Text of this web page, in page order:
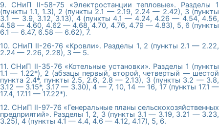
9. СНиП II-58-75 «Электростанции тепловые». Разделы 1
(пункты 1.1, 1.3), 2 (пункты 2.1 — 2.19, 2.24 — 2.42), 3 (пункты
3.1 — 3.9, 3.12, 3.13), 4 (пункты 4.1 — 4.24, 4.26 — 4.54, 4.56,
4.58 — 4.60, 4.62 — 4.68, 4.70, 4.76, 4.79 — 4.83), 5, 6 (пункты
6.1 — 6.47, 6.58 — 6.62), 7.
10. СНиП II-26-76 «Кровли». Разделы 1, 2 (пункты 2.1 — 2.22,
2.24 — 2.26, 2.28), 3 — 5.
11. СНиП II-35-76 «Котельные установки». Разделы 1 (пункты
1.1 — 1.22*), 2 (абзацы первый, второй, четвертый — шестой
пункта 2.4*, пункты 2.5, 2.6, 2.8 — 2.13), 3 (пункты 3.2 — 3.8,
3.12 — 3.15*, 3.17 — 3.30), 4 — 7, 10, 14 — 16, 17 (пункты 17.1 —
17.4, 17.11 — 17.22*).
12. СНиП II-97-76 «Генеральные планы сельскохозяйственных
предприятий». Разделы 1, 2, 3 (пункты 3.1 — 3.19, 3.21 — 3.23,
3.25), 4 (пункты 4.1 — 4.4, 4.6 — 4.12, 4.17), 5, 6.